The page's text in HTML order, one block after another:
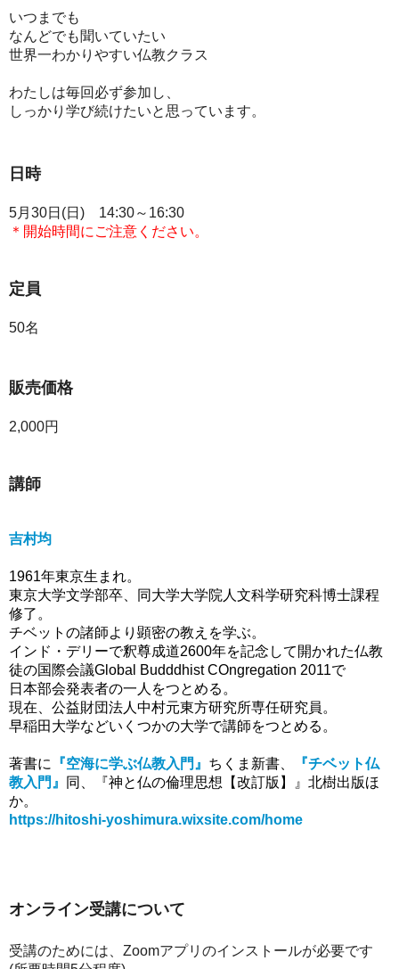
いつまでも
なんどでも聞いていたい
世界一わかりやすい仏教クラス
わたしは毎回必ず参加し、
しっかり学び続けたいと思っています。
日時
5月30日(日) 14:30～16:30
＊開始時間にご注意ください。
定員
50名
販売価格
2,000円
講師
吉村均
1961年東京生まれ。
東京大学文学部卒、同大学大学院人文科学研究科博士課程
修了。
チベットの諸師より顕密の教えを学ぶ。
インド・デリーで釈尊成道2600年を記念して開かれた仏教
徒の国際会議Global Budddhist COngregation 2011で
日本部会発表者の一人をつとめる。
現在、公益財団法人中村元東方研究所専任研究員。
早稲田大学などいくつかの大学で講師をつとめる。
著書に 『空海に学ぶ仏教入門』 ちくま新書、
『チベット仏
教入門』
同、『神と仏の倫理思想【改訂版】』北樹出版ほ
か。
https://hitoshi-yoshimura.wixsite.com/home
オンライン受講について
受講のためには、Zoomアプリのインストールが必要です